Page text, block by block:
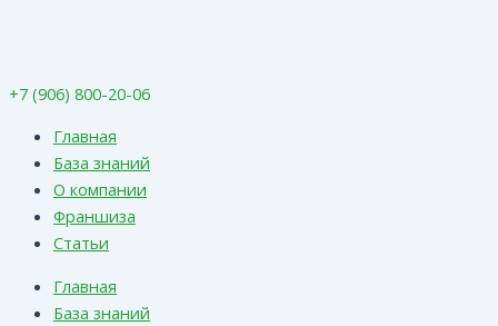
+7 (906) 800-20-06
Главная
База знаний
О компании
Франшиза
Статьи
Главная
База знаний